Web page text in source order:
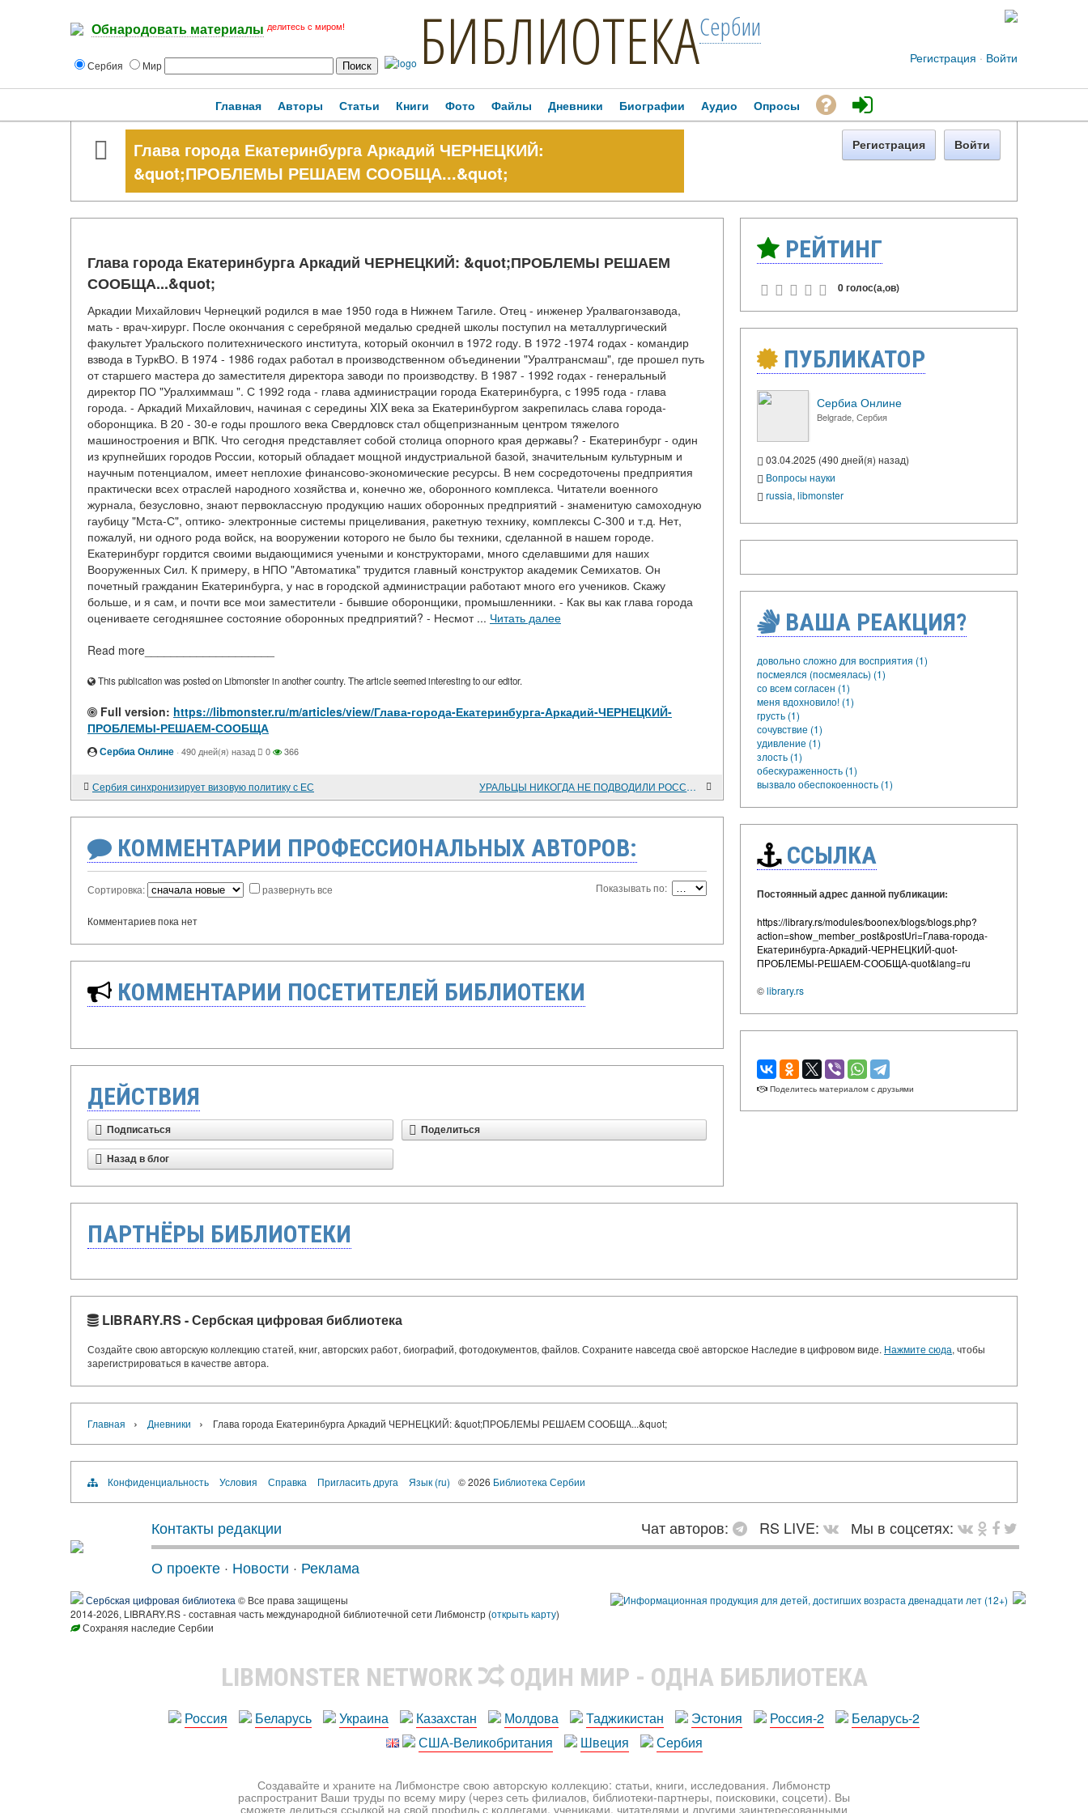
Обнародовать материалы делитесь с миром!
Сербия Мир БИБЛИОТЕКАСербии
Регистрация · Войти
Главная Авторы Статьи Книги Фото Файлы Дневники Биографии Аудио Опросы
Глава города Екатеринбурга Аркадий ЧЕРНЕЦКИЙ:
&quot;ПРОБЛЕМЫ РЕШАЕМ СООБЩА...&quot;
Регистрация Войти
Глава города Екатеринбурга Аркадий ЧЕРНЕЦКИЙ: &quot;ПРОБЛЕМЫ РЕШАЕМ
СООБЩА...&quot;
Аркадии Михайлович Чернецкий родился в мае 1950 года в Нижнем Тагиле. Отец - инженер Уралвагонзавода,
мать - врач-хирург. После окончания с серебряной медалью средней школы поступил на металлургический
факультет Уральского политехнического института, который окончил в 1972 году. В 1972 -1974 годах - командир
взвода в ТуркВО. В 1974 - 1986 годах работал в производственном объединении "Уралтрансмаш", где прошел путь
от старшего мастера до заместителя директора заводи по производству. В 1987 - 1992 годах - генеральный
директор ПО "Уралхиммаш ". С 1992 года - глава администрации города Екатеринбурга, с 1995 года - глава
города. - Аркадий Михайлович, начиная с середины XIX века за Екатеринбургом закрепилась слава города-
оборонщика. В 20 - 30-е годы прошлого века Свердловск стал общепризнанным центром тяжелого
машиностроения и ВПК. Что сегодня представляет собой столица опорного края державы? - Екатеринбург - один
из крупнейших городов России, который обладает мощной индустриальной базой, значительным культурным и
научным потенциалом, имеет неплохие финансово-экономические ресурсы. В нем сосредоточены предприятия
практически всех отраслей народного хозяйства и, конечно же, оборонного комплекса. Читатели военного
журнала, безусловно, знают первоклассную продукцию наших оборонных предприятий - знаменитую самоходную
гаубицу "Мста-С", оптико- электронные системы прицеливания, ракетную технику, комплексы С-300 и т.д. Нет,
пожалуй, ни одного рода войск, на вооружении которого не было бы техники, сделанной в нашем городе.
Екатеринбург гордится своими выдающимися учеными и конструкторами, много сделавшими для наших
Вооруженных Сил. К примеру, в НПО "Автоматика" трудится главный конструктор академик Семихатов. Он
почетный гражданин Екатеринбурга, у нас в городской администрации работают много его учеников. Скажу
больше, и я сам, и почти все мои заместители - бывшие оборонщики, промышленники. - Как вы как глава города
оцениваете сегодняшнее состояние оборонных предприятий? - Несмот ... Читать далее
Read more____________________
This publication was posted on Libmonster in another country. The article seemed interesting to our editor.
Full version: https://libmonster.ru/m/articles/view/Глава-города-Екатеринбурга-Аркадий-ЧЕРНЕЦКИЙ-
ПРОБЛЕМЫ-РЕШАЕМ-СООБЩА
Сербиа Онлине · 490 дней(я) назад 0 366
Сербия синхронизирует визовую политику с ЕС УРАЛЬЦЫ НИКОГДА НЕ ПОДВОДИЛИ РОССИЮ...
КОММЕНТАРИИ ПРОФЕССИОНАЛЬНЫХ АВТОРОВ:
Сортировка: развернуть все Показывать по:
Комментариев пока нет
КОММЕНТАРИИ ПОСЕТИТЕЛЕЙ БИБЛИОТЕКИ
ДЕЙСТВИЯ
Подписаться Поделиться
Назад в блог
РЕЙТИНГ
0 голос(а,ов)
ПУБЛИКАТОР
Сербиа Онлине
Belgrade, Сербия
03.04.2025 (490 дней(я) назад)
Вопросы науки
russia, libmonster
ВАША РЕАКЦИЯ?
довольно сложно для восприятия (1)
посмеялся (посмеялась) (1)
со всем согласен (1)
меня вдохновило! (1)
грусть (1)
сочувствие (1)
удивление (1)
злость (1)
обескураженность (1)
вызвало обеспокоенность (1)
ССЫЛКА
Постоянный адрес данной публикации:
https://library.rs/modules/boonex/blogs/blogs.php?
action=show_member_post&postUri=Глава-города-
Екатеринбурга-Аркадий-ЧЕРНЕЦКИЙ-quot-
ПРОБЛЕМЫ-РЕШАЕМ-СООБЩА-quot&lang=ru
©library.rs
Поделитесь материалом с друзьями
ПАРТНЁРЫ БИБЛИОТЕКИ
LIBRARY.RS - Сербская цифровая библиотека
Создайте свою авторскую коллекцию статей, книг, авторских работ, биографий, фотодокументов, файлов. Сохраните навсегда своё авторское Наследие в цифровом виде. Нажмите сюда, чтобы
зарегистрироваться в качестве автора.
Главная › Дневники › Глава города Екатеринбурга Аркадий ЧЕРНЕЦКИЙ: &quot;ПРОБЛЕМЫ РЕШАЕМ СООБЩА...&quot;
Конфиденциальность Условия Справка Пригласить друга Язык (ru) © 2026 Библиотека Сербии
Контакты редакции Чат авторов: RS LIVE:
Мы в соцсетях:
О проекте · Новости · Реклама
Сербская цифровая библиотека © Все права защищены
2014-2026, LIBRARY.RS - составная часть международной библиотечной сети Либмонстр (открыть карту)
Сохраняя наследие Сербии
LIBMONSTER NETWORK ОДИН МИР - ОДНА БИБЛИОТЕКА
Россия Беларусь Украина Казахстан Молдова Таджикистан Эстония Россия-2
Беларусь-2
США-Великобритания
Швеция Сербия
Создавайте и храните на Либмонстре свою авторскую коллекцию: статьи, книги, исследования. Либмонстр
распространит Ваши труды по всему миру (через сеть филиалов, библиотеки-партнеры, поисковики, соцсети). Вы
сможете делиться ссылкой на свой профиль с коллегами, учениками, читателями и другими заинтересованными